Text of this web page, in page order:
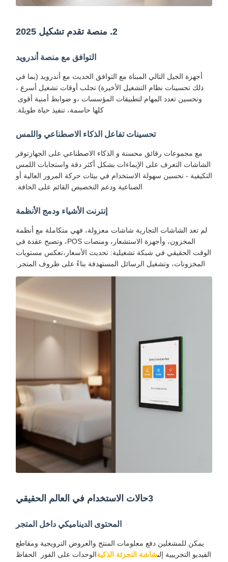
2. منصة تقدم تشكيل 2025
التوافق مع منصة أندرويد
أجهزة الجيل التالي المبناة مع التوافق الحديث مع أندرويد (بما في
ذلك تحسينات نظام التشغيل الأخيرة) تجلب أوقات تشغيل أسرع ،
وتحسين تعدد المهام لتطبيقات المؤسسات ،و ضوابط أمنية أقوى ‬
كلها حاسمة، تنفيذ حياة طويلة.
تحسينات تفاعل الذكاء الاصطناعي واللمس
مع مجموعات رقائق محسنة و الذكاء الاصطناعي على الجهازتوفر
الشاشات التعرف على الإيماءات بشكل أكثر دقة واستجابات اللمس
التكيفية - تحسين سهولة الاستخدام في بيئات حركة المرور العالية أو
الصناعية ودعم التخصيص القائم على الحافة.
إنترنت الأشياء ودمج الأنظمة
لم تعد الشاشات التجارية شاشات معزولة، فهي متكاملة مع أنظمة
المخزون، وأجهزة الاستشعار، ومنصات POS، وتصبح عقدة في
الوقت الحقيقي في شبكة تشغيلية: تحديث الأسعار،تعكس مستويات
المخزونات، وتشغيل الرسائل المستهدفة بناءً على ظروف المتجر.
3حالات الاستخدام في العالم الحقيقي
المحتوى الديناميكي داخل المتجر
يمكن للمشغلين دفع معلومات المنتج والعروض الترويجية ومقاطع
الفيديو التجريبية إلىشاشة التجزئة الذكيةالوحدات على الفور ‬ الحفاظ